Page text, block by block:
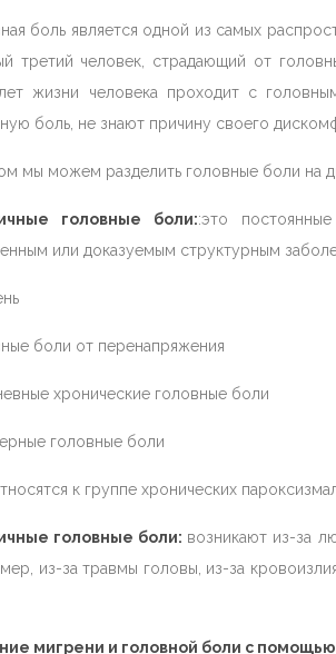
боль является одной из самых
третий человек, страдающий от
жизни человека проходит с
боль, не знают причину своего
мы можем разделить головные боли на
головные боли::это
или доказуемым структурным
боли от перенапряжения
хронические головные боли
головные боли
к группе хронических
головные боли: возникают из-за
из-за травмы головы, из-за
мигрени и головной боли с